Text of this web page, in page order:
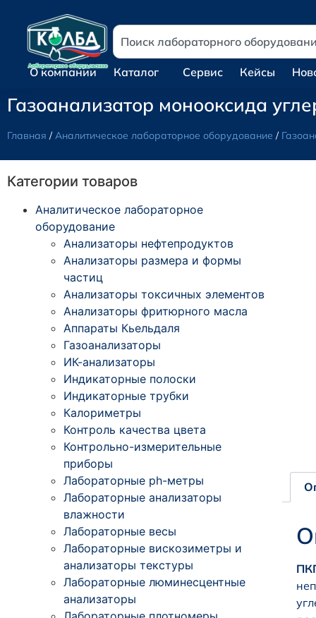
О компании Каталог Сервис Кейсы
Газоанализатор монооксида
Главная /Аналитическое лабораторное оборудование /
Категории товаров
Аналитическое лабораторное
оборудование
Анализаторы нефтепродуктов
Анализаторы размера и формы
частиц
Анализаторы токсичных элементов
Анализаторы фритюрного масла
Аппараты Кьельдаля
Газоанализаторы
ИК-анализаторы
Индикаторные полоски
Индикаторные трубки
Калориметры
Контроль качества цвета
Контрольно-измерительные
приборы
Лабораторные ph-метры
Лабораторные анализаторы
влажности
Лабораторные весы
Лабораторные вискозиметры и
анализаторы текстуры
Лабораторные люминесцентные
анализаторы